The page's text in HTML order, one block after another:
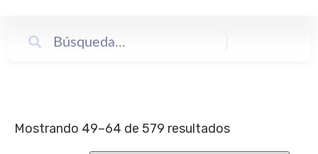
Mostrando 49–64 de 579 resultados